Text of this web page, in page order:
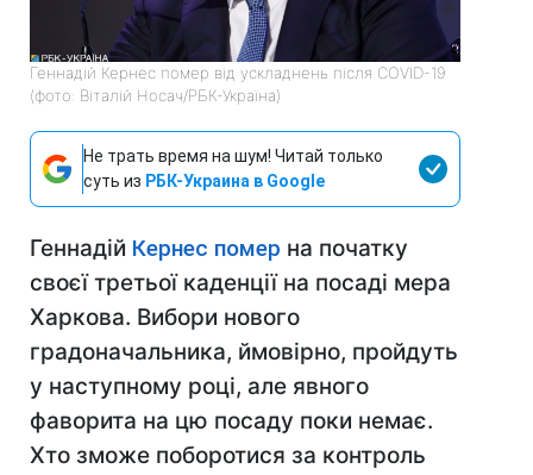
Геннадій Кернес помер від ускладнень після COVID-19
(фото: Віталій Носач/РБК-Україна)
Не трать время на шум! Читай только
суть из РБК-Украина в Google
Геннадій Кернес помер на початку
своєї третьої каденції на посаді мера
Харкова. Вибори нового
градоначальника, ймовірно, пройдуть
у наступному році, але явного
фаворита на цю посаду поки немає.
Хто зможе поборотися за контроль